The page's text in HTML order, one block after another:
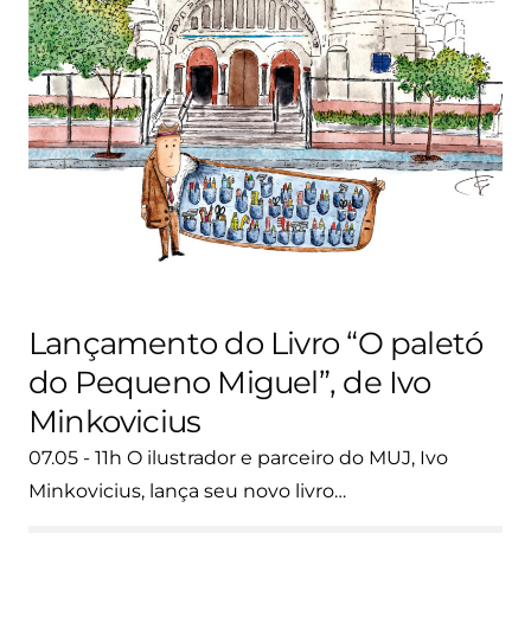
Lançamento do Livro “O paletó
do Pequeno Miguel”, de Ivo
Minkovicius
07.05 - 11h O ilustrador e parceiro do MUJ, Ivo
Minkovicius, lança seu novo livro…